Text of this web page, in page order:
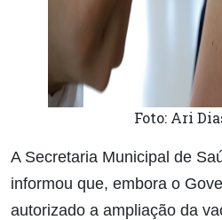
Foto: Ari
A Secretaria Municipal de
informou que, embora o
autorizado a ampliação da